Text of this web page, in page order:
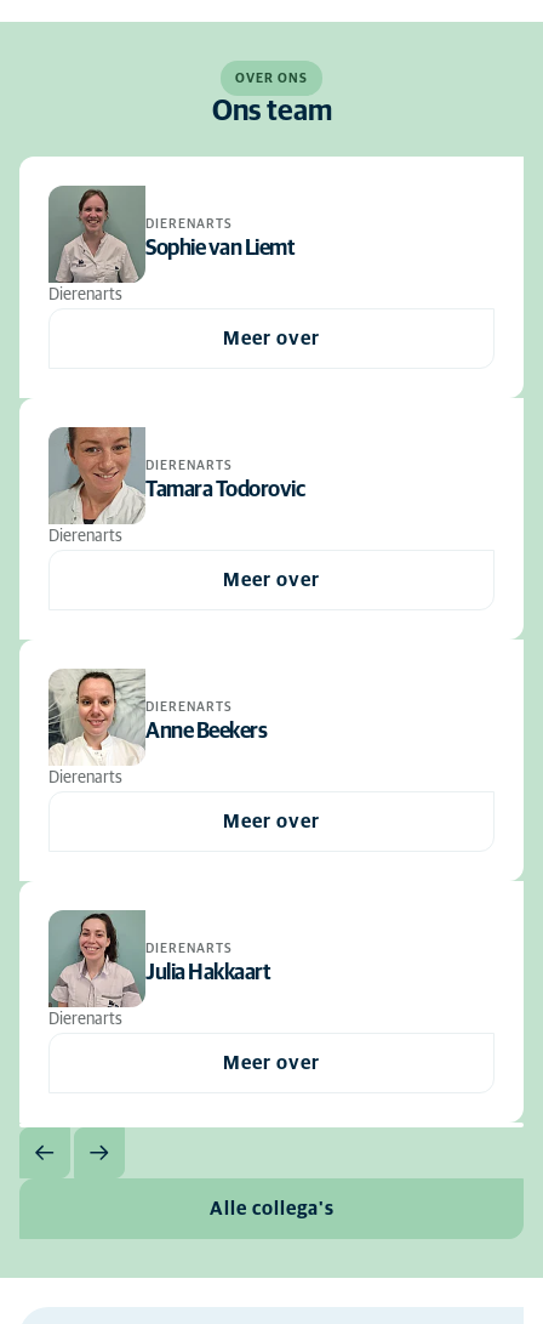
OVER ONS
Ons team
DIERENARTS
Sophie van Liemt
Dierenarts
Meer over
DIERENARTS
Tamara Todorovic
Dierenarts
Meer over
DIERENARTS
Anne Beekers
Dierenarts
Meer over
DIERENARTS
Julia Hakkaart
Dierenarts
Meer over
Alle collega's